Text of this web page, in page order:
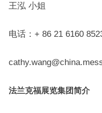
王泓 小姐
电话：+ 86 21 6160
法兰克福展览集团简介